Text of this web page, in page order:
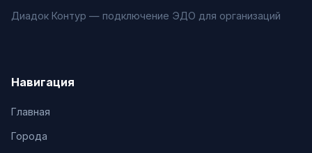
Диадок Контур — подключение ЭДО для организаций
Навигация
Главная
Города